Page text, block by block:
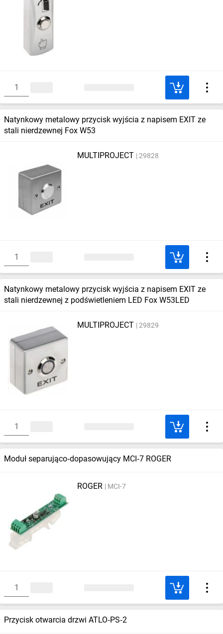
Natynkowy metalowy przycisk wyjścia z napisem EXIT ze
stali nierdzewnej Fox W53
MULTIPROJECT 29828
Natynkowy metalowy przycisk wyjścia z napisem EXIT ze
stali nierdzewnej z podświetleniem LED Fox W53LED
MULTIPROJECT 29829
Moduł separująco‑dopasowujący MCI‑7 ROGER
ROGER MCI-7
Przycisk otwarcia drzwi ATLO‑PS‑2